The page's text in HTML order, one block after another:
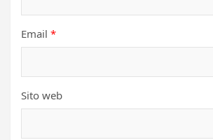
Email *
Sito web